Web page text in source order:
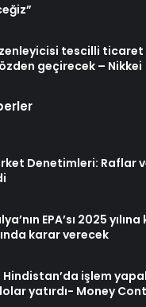
tescilli
geçirecek – Nikkei
Denetimleri: Raflar
EPA’sı 2025
karar verecek
işlem
yatırdı- Money